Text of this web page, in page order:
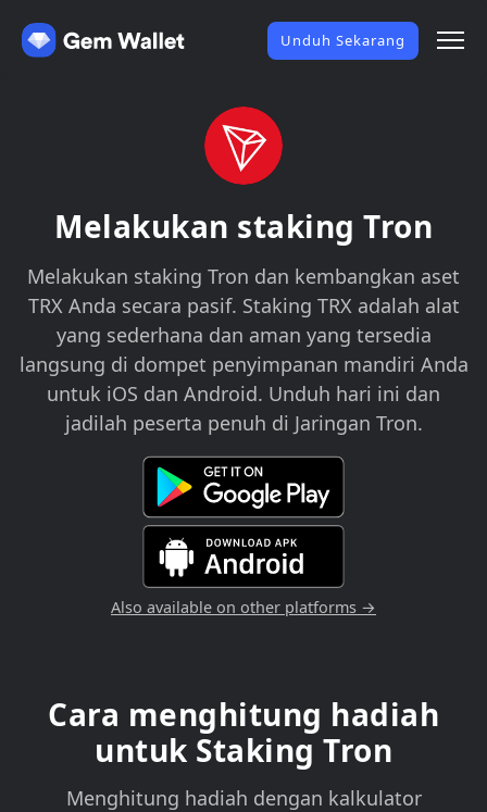
Unduh Sekarang
Melakukan staking Tron
Melakukan staking Tron dan kembangkan aset
TRX Anda secara pasif. Staking TRX adalah alat
yang sederhana dan aman yang tersedia
langsung di dompet penyimpanan mandiri Anda
untuk iOS dan Android. Unduh hari ini dan
jadilah peserta penuh di Jaringan Tron.
Also available on other platforms →
Cara menghitung hadiah
untuk Staking Tron
Menghitung hadiah dengan kalkulator